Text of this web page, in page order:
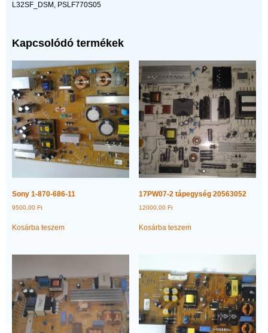
L32SF_DSM, PSLF770S05
Kapcsolódó termékek
Sony 1-870-686-11
9500,00 Ft
Kosárba teszem
17PW07-2 tápegység 20563052
12000,00Ft
Kosárba teszem